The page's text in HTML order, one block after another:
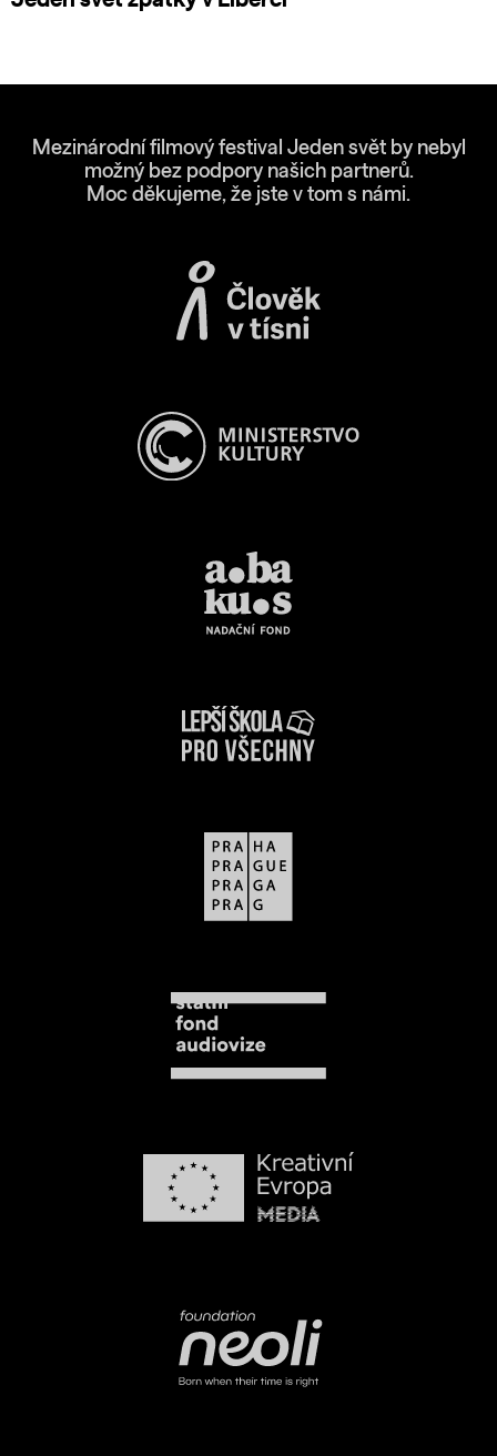
Mezinárodní filmový festival Jeden svět by nebyl
možný bez podpory našich partnerů.
Moc děkujeme, že jste v tom s námi.